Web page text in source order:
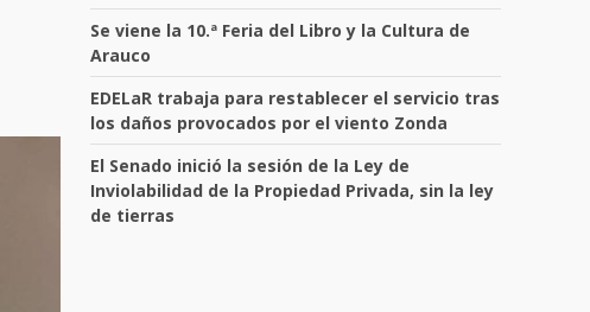
Se viene la 10.ª Feria del Libro y la Cultura de
Arauco
EDELaR trabaja para restablecer el servicio tras
los daños provocados por el viento Zonda
El Senado inició la sesión de la Ley de
Inviolabilidad de la Propiedad Privada, sin la ley
de tierras